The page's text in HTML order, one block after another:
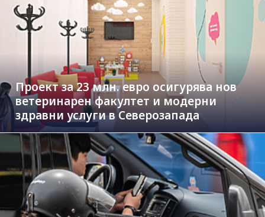
Проект за 23 млн. евро осигурява нов
ветеринарен факултет и модерни
здравни услуги в Северозапада